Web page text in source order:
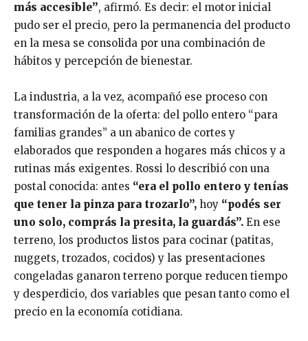
más accesible”, afirmó. Es decir: el motor inicial
pudo ser el precio, pero la permanencia del producto
en la mesa se consolida por una combinación de
hábitos y percepción de bienestar.
La industria, a la vez, acompañó ese proceso con
transformación de la oferta: del pollo entero “para
familias grandes” a un abanico de cortes y
elaborados que responden a hogares más chicos y a
rutinas más exigentes. Rossi lo describió con una
postal conocida: antes “era el pollo entero y tenías
que tener la pinza para trozarlo”, hoy “podés ser
uno solo, comprás la presita, la guardás”. En ese
terreno, los productos listos para cocinar (patitas,
nuggets, trozados, cocidos) y las presentaciones
congeladas ganaron terreno porque reducen tiempo
y desperdicio, dos variables que pesan tanto como el
precio en la economía cotidiana.